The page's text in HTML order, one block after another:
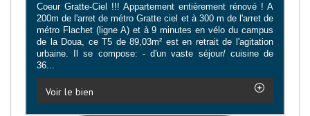
Coeur Gratte-Ciel !!! Appartement entièrement rénové ! A
200m de l'arret de métro Gratte ciel et à 300 m de l'arret de
métro Flachet (ligne A) et à 9 minutes en vélo du campus
de la Doua, ce T5 de 89,03m² est en retrait de l'agitation
urbaine. Il se compose: - d'un vaste séjour/ cuisine de
36...
Voir le bien